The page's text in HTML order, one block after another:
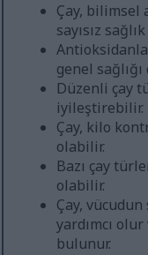
Çay, bilimsel
sayısız
genel
Düzenli çay
iyileştirebilir.
Çay, kilo
olabilir.
Bazı çay
olabilir.
Çay, vücudun
yardımcı
bulunur.